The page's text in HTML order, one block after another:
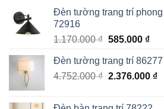
Đèn tường trang trí
72916
1.170.000₫ Giá
là:
1.170.000 ₫.
585.000 ₫Giá
tại
là:
Đèn tường trang trí 86277
4.752.000₫ Giá
2.376.000 ₫